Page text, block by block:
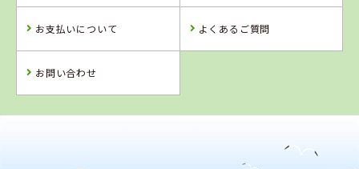
詳 細 予 約
詳 細
詳 細
詳 細
4位 5
お支払いについて よくあるご質問
お問い合わせ